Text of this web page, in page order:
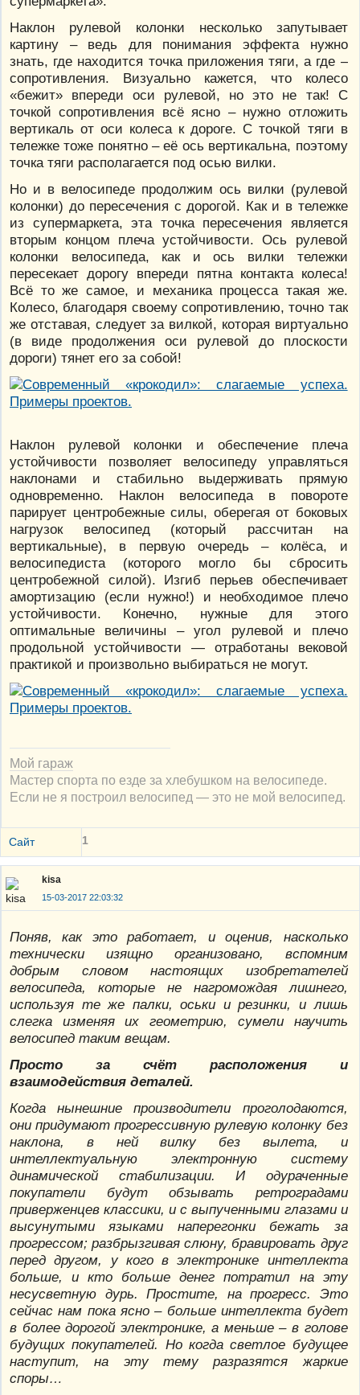
Наклон рулевой колонки несколько запутывает
картину – ведь для понимания эффекта нужно
знать, где находится точка приложения тяги, а где –
сопротивления. Визуально кажется, что колесо
«бежит» впереди оси рулевой, но это не так! С
точкой сопротивления всё ясно – нужно отложить
вертикаль от оси колеса к дороге. С точкой тяги в
тележке тоже понятно – её ось вертикальна, поэтому
точка тяги располагается под осью вилки.
Но и в велосипеде продолжим ось вилки (рулевой
колонки) до пересечения с дорогой. Как и в тележке
из супермаркета, эта точка пересечения является
вторым концом плеча устойчивости. Ось рулевой
колонки велосипеда, как и ось вилки тележки
пересекает дорогу впереди пятна контакта колеса!
Всё то же самое, и механика процесса такая же.
Колесо, благодаря своему сопротивлению, точно так
же отставая, следует за вилкой, которая виртуально
(в виде продолжения оси рулевой до плоскости
дороги) тянет его за собой!
Наклон рулевой колонки и обеспечение плеча
устойчивости позволяет велосипеду управляться
наклонами и стабильно выдерживать прямую
одновременно. Наклон велосипеда в повороте
парирует центробежные силы, оберегая от боковых
нагрузок велосипед (который рассчитан на
вертикальные), в первую очередь – колёса, и
велосипедиста (которого могло бы сбросить
центробежной силой). Изгиб перьев обеспечивает
амортизацию (если нужно!) и необходимое плечо
устойчивости. Конечно, нужные для этого
оптимальные величины – угол рулевой и плечо
продольной устойчивости — отработаны вековой
практикой и произвольно выбираться не могут.
Мой гараж
Мастер спорта по езде за хлебушком на велосипеде.
Если не я построил велосипед — это не мой велосипед.
Сайт 1
kisa
15-03-2017 22:03:32
Поняв, как это работает, и оценив, насколько
технически изящно организовано, вспомним
добрым словом настоящих изобретателей
велосипеда, которые не нагромождая лишнего,
используя те же палки, оськи и резинки, и лишь
слегка изменяя их геометрию, сумели научить
велосипед таким вещам.
Просто за счёт расположения и
взаимодействия деталей.
Когда нынешние производители проголодаются,
они придумают прогрессивную рулевую колонку без
наклона, в ней вилку без вылета, и
интеллектуальную электронную систему
динамической стабилизации. И одураченные
покупатели будут обзывать ретроградами
приверженцев классики, и с выпученными глазами и
высунутыми языками наперегонки бежать за
прогрессом; разбрызгивая слюну, бравировать друг
перед другом, у кого в электронике интеллекта
больше, и кто больше денег потратил на эту
несусветную дурь. Простите, на прогресс. Это
сейчас нам пока ясно – больше интеллекта будет
в более дорогой электронике, а меньше – в голове
будущих покупателей. Но когда светлое будущее
наступит, на эту тему разразятся жаркие
споры…